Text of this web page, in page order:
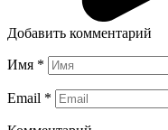
Добавить комментарий
Имя *
Email *